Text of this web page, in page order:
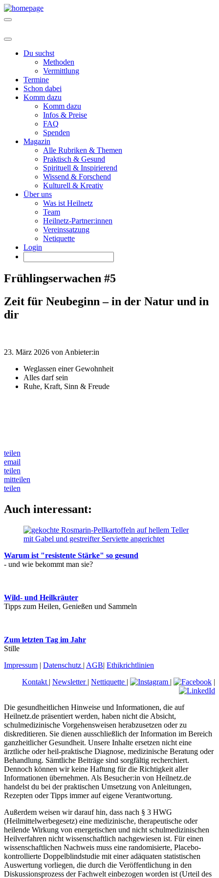
Du suchst
Methoden
Vermittlung
Termine
Schon dabei
Komm dazu
Komm dazu
Infos & Preise
FAQ
Spenden
Magazin
Alle Rubriken & Themen
Praktisch & Gesund
Spirituell & Inspirierend
Wissend & Forschend
Kulturell & Kreativ
Über uns
Was ist Heilnetz
Team
Heilnetz-Partner:innen
Vereinssatzung
Netiquette
Login
Frühlingserwachen #5
Zeit für Neubeginn – in der Natur und in
dir
23. März 2026 von Anbieter:in
Weglassen einer Gewohnheit
Alles darf sein
Ruhe, Kraft, Sinn & Freude
teilen
email
teilen
mitteilen
teilen
Auch interessant:
Warum ist "resistente Stärke" so gesund
- und wie bekommt man sie?
Wild- und Heilkräuter
Tipps zum Heilen, Genießen und Sammeln
Zum letzten Tag im Jahr
Stille
Impressum | Datenschutz | AGB| Ethikrichtlinien
Kontakt | Newsletter | Nettiquette | | |
Die gesundheitlichen Hinweise und Informationen, die auf
Heilnetz.de präsentiert werden, haben nicht die Absicht,
schulmedizinische Vorgehensweisen herabzusetzen oder zu
diskreditieren. Sie dienen ausschließlich der Information im Bereich
ganzheitlicher Gesundheit. Unsere Inhalte ersetzen nicht eine
ärztliche oder heil-praktische Diagnose, medizinische Beratung oder
Behandlung. Sämtliche Beiträge sind sorgfältig recherchiert.
Dennoch können wir keine Haftung für die Richtigkeit aller
Informationen übernehmen. Als Besucher:in von Heilnetz.de
handelst du bei der praktischen Umsetzung von Anleitungen,
Rezepten oder Tipps immer auf eigene Verantwortung.
Außerdem weisen wir darauf hin, dass nach § 3 HWG
(Heilmittelwerbegesetz) eine medizinische, therapeutische oder
heilende Wirkung von energetischen und nicht schulmedizinischen
Heilverfahren nicht wissenschaftlich nachgewiesen ist. Für einen
wissenschaftlichen Nachweis muss eine randomisierte, Placebo-
kontrollierte Doppelblindstudie mit einer adäquaten statistischen
Auswertung vorliegen, die durch die Veröffentlichung in den
Diskussionsprozess der Fachwelt einbezogen worden ist (Urteil des